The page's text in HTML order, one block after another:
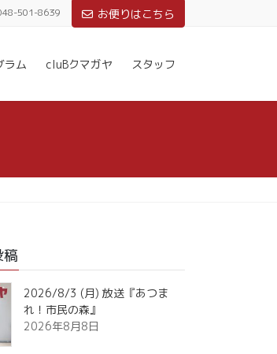
501-8639 お便りはこちら
ラム cluBクマガヤ スタッフ
2026/8/3 (月) 放送『あつま
れ！市民の森』
2026年8月8日